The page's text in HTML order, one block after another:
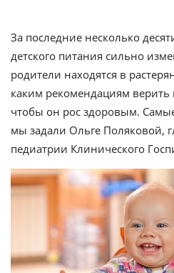
За последние несколько
детского питания сильно
родители находятся в
каким рекомендациям
чтобы он рос здоровым.
мы задали Ольге Поляковой,
педиатрии Клинического